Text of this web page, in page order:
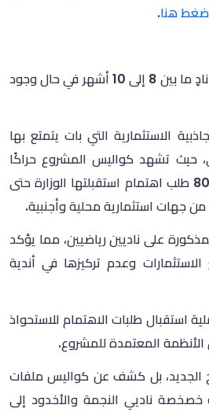
هنا.
تستغرق عملية الطرح لكل نادٍ ما بين 8 إلى 10 أشهر في حال وجود
الاستثمارية التي بات يتمتع بها
حيث تشهد كواليس المشروع حراكًا
واسعًا، تمثل في أكثر من 80 طلب اهتمام استقبلتها الوزارة حتى
من جهات استثمارية محلية وأجنبية.
على ناديين رياضيين، مما يؤكد
وعدم تركيزها في أندية
استقبال طلبات الاهتمام للاستحواذ
المعتمدة للمشروع.
الجديد، بل كشف عن كواليس ملفات
ناديي النجمة والأخدود إلى